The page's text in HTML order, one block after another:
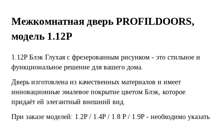
Межкомнатная дверь PROFILDOORS,
модель 1.12P
1.12P Блэк Глухая с фрезерованным рисунком - это стильное и
функциональное решение для вашего дома.
Дверь изготовлена из качественных материалов и имеет
инновационные эмалевое покрытие цветом Блэк, которое
придаёт ей элегантный внешний вид.
При заказе моделей: 1.2P / 1.4P / 1.8 P / 1.9P - необходимо указать